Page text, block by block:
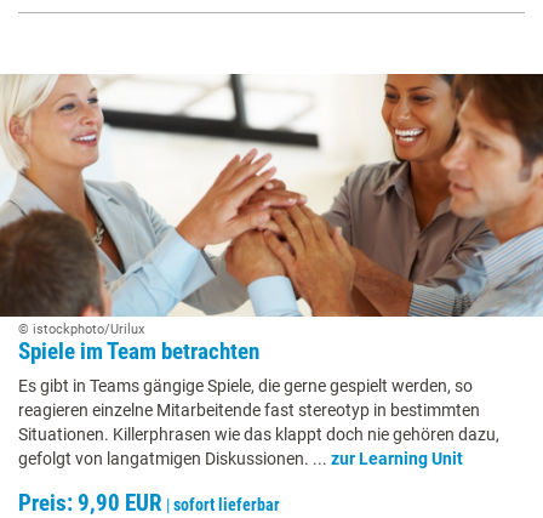
© istockphoto/Urilux
Spiele im Team betrachten
Es gibt in Teams gängige Spiele, die gerne gespielt werden, so
reagieren einzelne Mitarbeitende fast stereotyp in bestimmten
Situationen. Killerphrasen wie das klappt doch nie gehören dazu,
gefolgt von langatmigen Diskussionen. ... zur Learning Unit
Preis: 9,90 EUR |sofort lieferbar